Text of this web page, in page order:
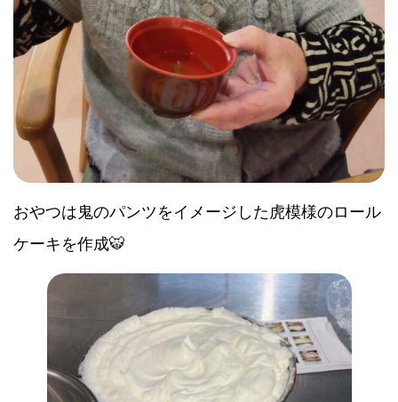
おやつは鬼のパンツをイメージした虎模様のロール
ケーキを作成🐯